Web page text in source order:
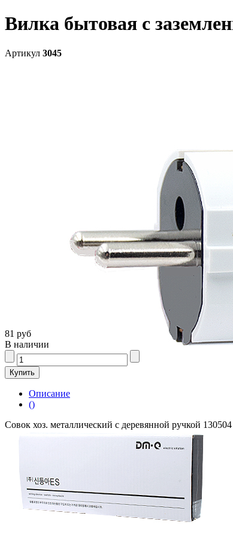
Вилка бытовая с
Артикул 3045
81 руб
В наличии
Описание
()
Совок хоз. металлический с деревянной ручкой 130504